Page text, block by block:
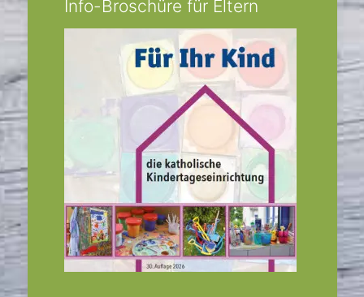
Info-Broschüre für Eltern